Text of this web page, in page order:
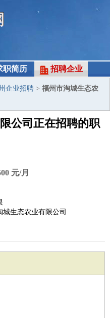
职简历 招聘企业
企业招聘 > 福州市淘城生态农
公司正在招聘的职
元/月
生态农业有限公司